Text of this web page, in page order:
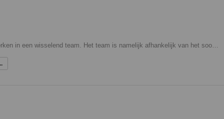
Als BIM-modelleur kom je te werken in een wisselend team. Het team is namelijk afhankelijk van het soort project. Denk aan projecten in de woningbouw, utiliteitsbouw of appartementencomplexen, erg divers dus. Je werkt een voorlopig ontwerp uit naar een BIM model. Dit doe je in Revit. Jij zorgt voor een model met de juiste detaillering. Ook ondersteun je het team met andere zaken.